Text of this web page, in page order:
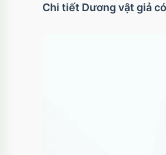
Chi tiết Dương vật giả